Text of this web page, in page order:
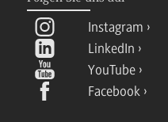
Instagram
LinkedIn
YouTube
Facebook